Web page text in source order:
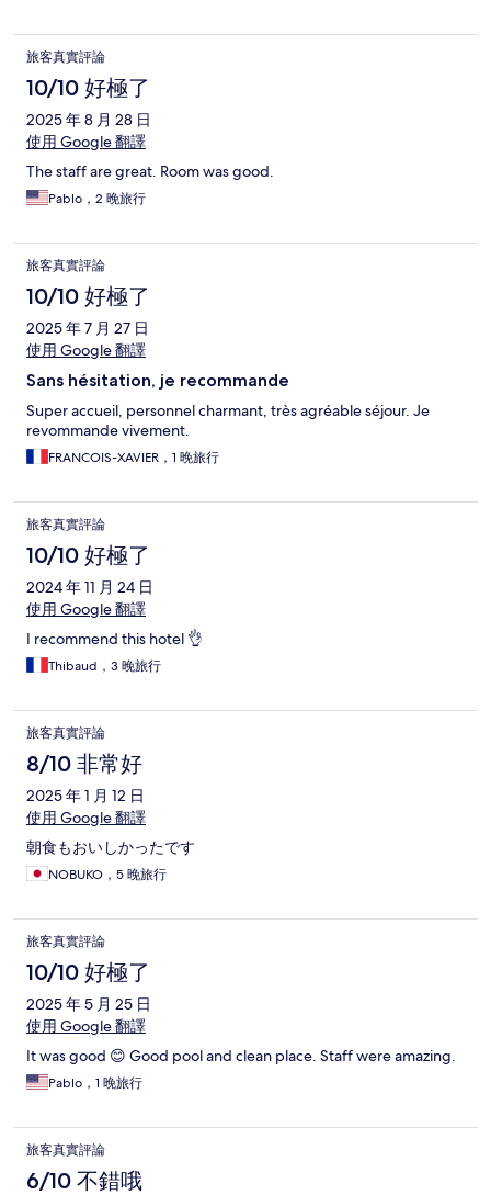
旅客真實評論
10/10 好極了
2025 年 8 月 28 日
使用 Google 翻譯
The staff are great. Room was good.
Pablo，2 晚旅行
旅客真實評論
10/10 好極了
2025 年 7 月 27 日
使用 Google 翻譯
Sans hésitation, je recommande
Super accueil, personnel charmant, très agréable séjour. Je
revommande vivement.
FRANCOIS-XAVIER，1 晚旅行
旅客真實評論
10/10 好極了
2024 年 11 月 24 日
使用 Google 翻譯
I recommend this hotel 👌
Thibaud，3 晚旅行
旅客真實評論
8/10 非常好
2025 年 1 月 12 日
使用 Google 翻譯
朝食もおいしかったです
NOBUKO，5 晚旅行
旅客真實評論
10/10 好極了
2025 年 5 月 25 日
使用 Google 翻譯
It was good 😊 Good pool and clean place. Staff were amazing.
Pablo，1 晚旅行
旅客真實評論
6/10 不錯哦